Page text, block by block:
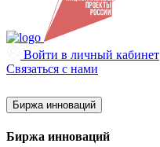
Войти в личный кабинет
Связаться с нами
Биржа инноваций
Биржа инноваций